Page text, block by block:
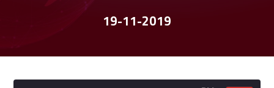
19-11-2019